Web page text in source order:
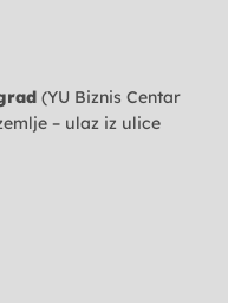
(YU Biznis Centar
– ulaz iz ulice